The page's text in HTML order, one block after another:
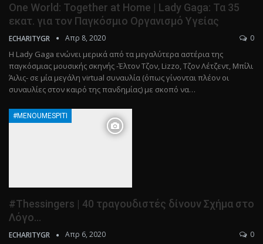
One World: Together at Home | Lady Gaga: Τα 35
εκατ. για τον Παγκόσμιο Οργανισμό Υγείας
ECHARITYGR Απρ 8, 2020 0
Η Lady Gaga ενώνει μερικά από τα μεγαλύτερα αστέρια της
παγκόσμιας μουσικής σκηνής -Έλτον Τζον, Lizzo, Τζον Λέτζεντ, Μπίλι
Άιλις- σε μία μεγάλη virtual συναυλία (όπως γίνονται πλέον οι
συναυλίες στον καιρό της πανδημίας) με σκοπό να…
#MENOUMESPITI
#Thessingers | 40 τραγουδιστές δίνουν Σχήμα στο
Λόγο…
ECHARITYGR Απρ 6, 2020 0